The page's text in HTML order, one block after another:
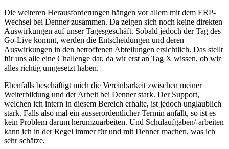
Die weiteren Herausforderungen hängen vor allem mit dem ERP-
Wechsel bei Denner zusammen. Da zeigen sich noch keine direkten
Auswirkungen auf unser Tagesgeschäft. Sobald jedoch der Tag des
Go-Live kommt, werden die Entscheidungen und deren
Auswirkungen in den betroffenen Abteilungen ersichtlich. Das stellt
für uns alle eine Challenge dar, da wir erst an Tag X wissen, ob wir
alles richtig umgesetzt haben.
Ebenfalls beschäftigt mich die Vereinbarkeit zwischen meiner
Weiterbildung und der Arbeit bei Denner stark. Der Support,
welchen ich intern in diesem Bereich erhalte, ist jedoch unglaublich
stark. Falls also mal ein ausserordentlicher Termin anfällt, so ist es
kein Problem darum herumzuarbeiten. Und Schulaufgaben/-arbeiten
kann ich in der Regel immer für und mit Denner machen, was ich
sehr schätze.